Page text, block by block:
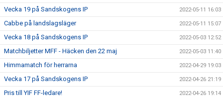
Vecka 19 på Sandskogens IP 2022-05-11 16:03
Cabbe på landslagsläger 2022-05-11 15:07
Vecka 18 på Sandskogens IP 2022-05-03 12:52
Matchbiljetter MFF - Häcken den 22 maj 2022-05-03 11:40
Himmamatch för herrarna 2022-04-29 19:03
Vecka 17 på Sandskogens IP 2022-04-26 21:19
Pris till YIF FF-ledare! 2022-04-26 19:14